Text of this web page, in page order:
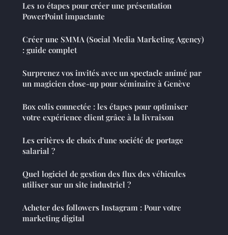
Les 10 étapes pour créer une présentation
PowerPoint impactante
Créer une SMMA (Social Media Marketing Agency)
: guide complet
Surprenez vos invités avec un spectacle animé par
un magicien close-up pour séminaire à Genève
Box colis connectée : les étapes pour optimiser
votre expérience client grâce à la livraison
Les critères de choix d'une société de portage
salarial ?
Quel logiciel de gestion des flux des véhicules
utiliser sur un site industriel ?
Acheter des followers Instagram : Pour votre
marketing digital